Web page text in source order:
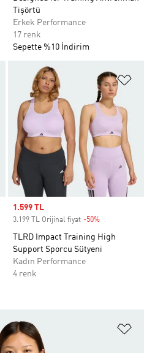
Tişörtü
Erkek Performance
17 renk
Sepette %10 İndirim
Favori Listesine Ekle
Sale price
1.599 TL
3.199 TL Orijinal fiyat -50%
TLRD Impact Training High
Support Sporcu Sütyeni
Kadın Performance
4 renk